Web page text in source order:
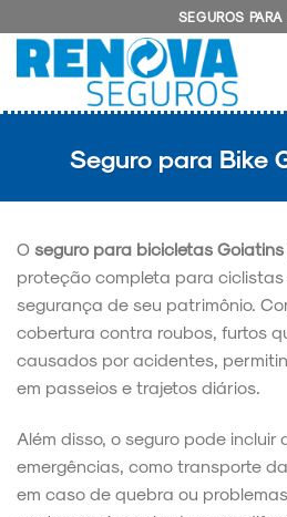
to
content
SEGUROS PARA
Seguro para Bike
O seguro para bicicletas Goiatins
proteção completa para ciclistas
segurança de seu patrimônio.
cobertura contra roubos, furtos
causados por acidentes,
em passeios e trajetos diários.
Além disso, o seguro pode incluir
emergências, como transporte
em caso de quebra ou